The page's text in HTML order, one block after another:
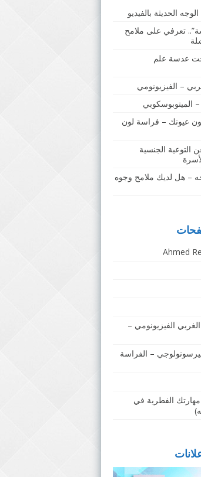
الحديثة بالفيديو
تعرفي على ملامح
عدسة علم
– الفيزيونومي
الميتوبوسكوبي
عيونك – فراسة لون
التوعية الجنسية
– هل لديك ملامح وجوه
الفيزيونومي –
– الفراسة
مهارتك الفطرية في